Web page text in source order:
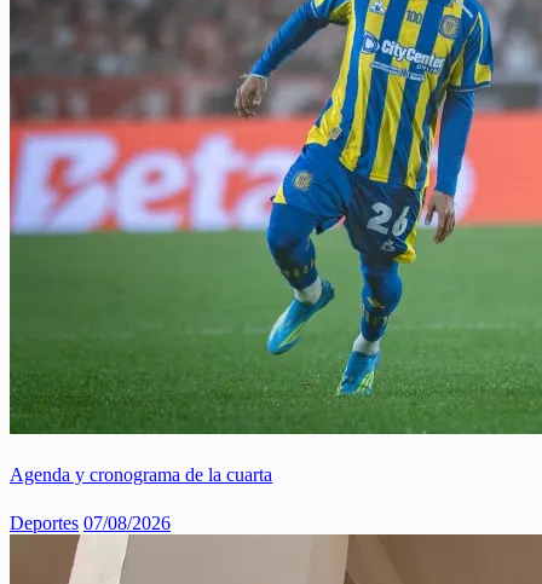
Agenda y cronograma de la cuarta
Deportes 07/08/2026